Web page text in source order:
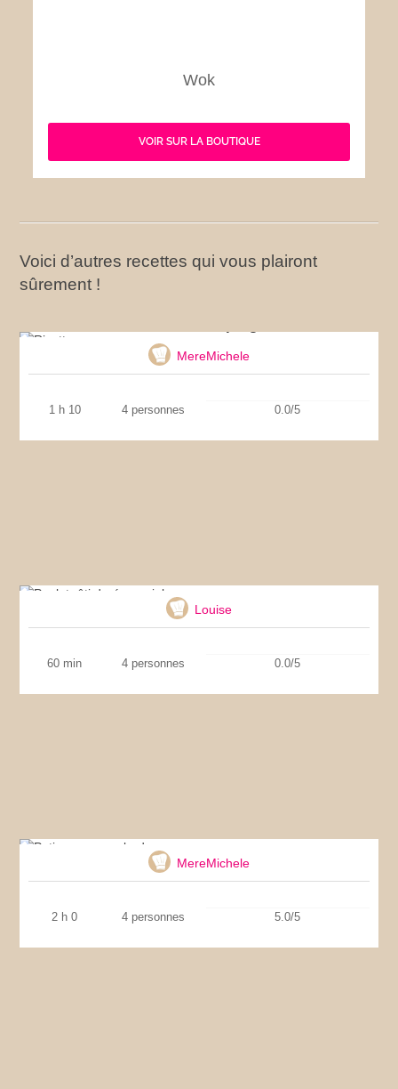
Wok
VOIR SUR LA BOUTIQUE
Voici d’autres recettes qui vous plairont
sûrement !
MereMichele
1 h 10 4 personnes 0.0/5
Louise
60 min 4 personnes 0.0/5
MereMichele
2 h 0 4 personnes 5.0/5